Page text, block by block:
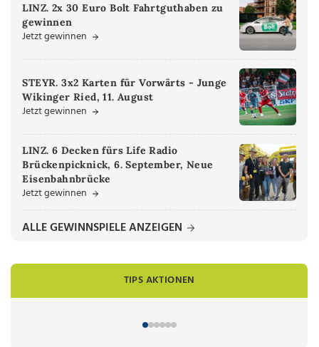
LINZ. 2x 30 Euro Bolt Fahrtguthaben zu
gewinnen
Jetzt gewinnen
STEYR. 3x2 Karten für Vorwärts - Junge
Wikinger Ried, 11. August
Jetzt gewinnen
LINZ. 6 Decken fürs Life Radio
Brückenpicknick, 6. September, Neue
Eisenbahnbrücke
Jetzt gewinnen
ALLE GEWINNSPIELE ANZEIGEN
TIPS AKTIONEN